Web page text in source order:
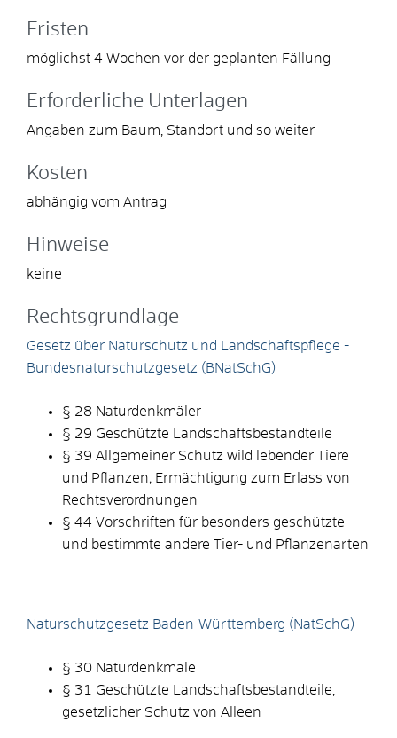
Fristen
möglichst 4 Wochen vor der geplanten Fällung
Erforderliche Unterlagen
Angaben zum Baum, Standort und so weiter
Kosten
abhängig vom Antrag
Hinweise
keine
Rechtsgrundlage
Gesetz über Naturschutz und Landschaftspflege -
Bundesnaturschutzgesetz (BNatSchG)
§ 28 Naturdenkmäler
§ 29 Geschützte Landschaftsbestandteile
§ 39 Allgemeiner Schutz wild lebender Tiere
und Pflanzen; Ermächtigung zum Erlass von
Rechtsverordnungen
§ 44 Vorschriften für besonders geschützte
und bestimmte andere Tier- und Pflanzenarten
Naturschutzgesetz Baden-Württemberg (NatSchG)
§ 30 Naturdenkmale
§ 31 Geschützte Landschaftsbestandteile,
gesetzlicher Schutz von Alleen